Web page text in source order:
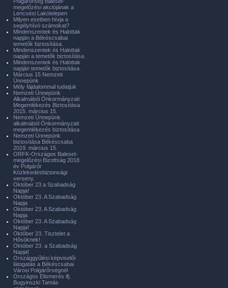
megelőzési akciójának a
Lencsési Lakótelepen
Milyen esetben hívja a
segélyhívó számokat?
Mindenszentek és Halottak
napján a Békéscsabai
temetők biztosítása.
Mindenszentek és Halottak
napján a temetők biztosítása.
Mindenszentek és Halottak
napján temetők biztosítása.
Március 15 Nemzeti
Ünnepünk
Mély fájdalommal tudatjuk
Nemzeti Ünnepünk
Alkalmából Önkormányzati
Megemlékezés Biztosítása
2015. március 15.
Nemzeti Ünnepünk
alkalmából Önkormányzati
megemlékezés biztosítása
Nemzeti Ünnepünk
biztosítása Békéscsaba
2019. március 15.
ORFK-Országos Baleset-
megelőzési Bizottság 2018.
év Polgárőr
Közlekedésbiztonsági
verseny.
Október 23 a Szabadság
Napja!
Október 23. A Szabadság
Napja
Október 23. A Szabadság
Napja
Október 23. A Szabadság
Napja!
Október 23. Tisztelet a
Hősöknek!
Október 23. a Szabadság
Napja!
Országgyűlési képviselői
látogatás a Békéscsabai
Városi Polgárőrségnél
Országos Elismerés ifj.
Bugyinszki Tamás